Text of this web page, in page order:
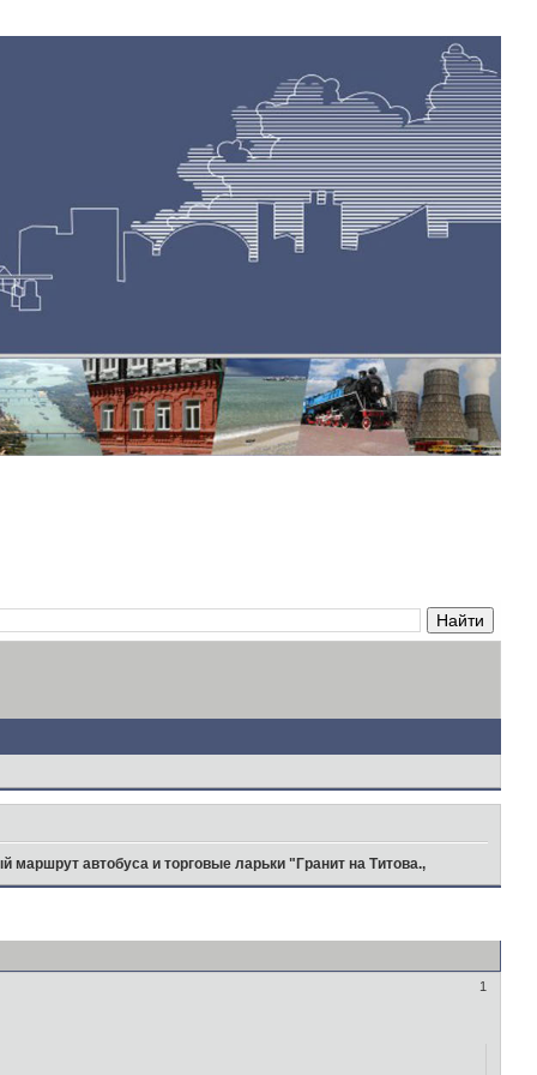
маршрут автобуса и торговые ларьки "Гранит на Титова.,
1